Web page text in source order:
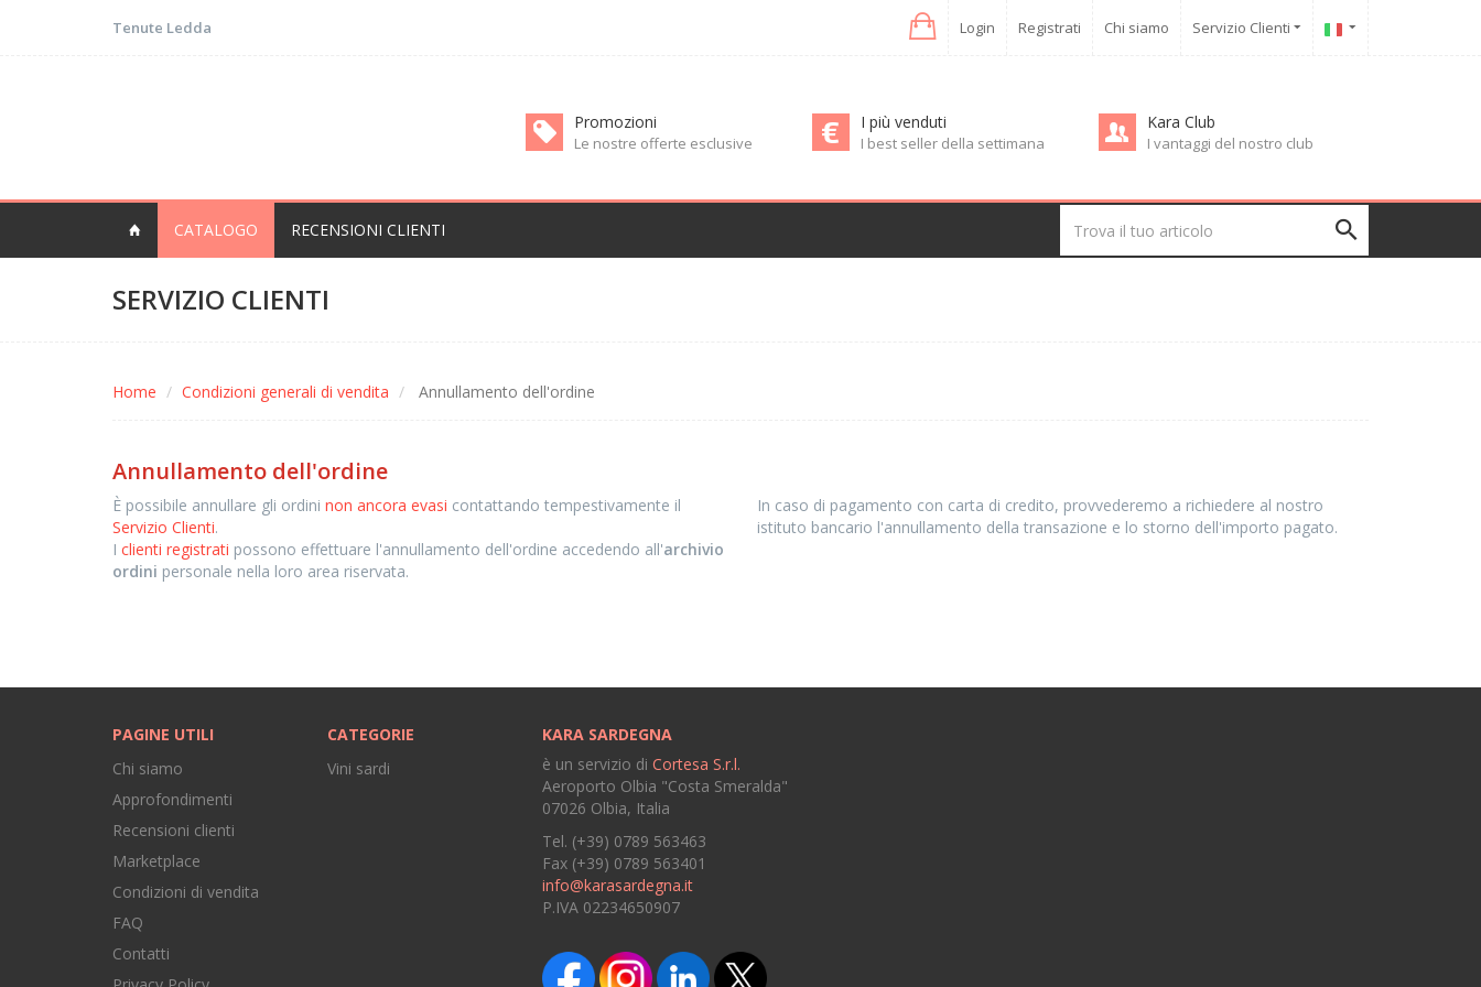
Tenute Ledda Login Registrati Chi siamo Servizio Clienti
Promozioni
Le nostre offerte esclusive
I più venduti
I best seller della settimana
Kara Club
I vantaggi del nostro club
CATALOGO RECENSIONI CLIENTI
SERVIZIO CLIENTI
Home Condizioni generali di vendita Annullamento dell'ordine
Annullamento dell'ordine
È possibile annullare gli ordini non ancora evasi contattando tempestivamente il
Servizio Clienti.
I clienti registrati possono effettuare l'annullamento dell'ordine accedendo all'archivio
ordini personale nella loro area riservata.
In caso di pagamento con carta di credito, provvederemo a richiedere al nostro
istituto bancario l'annullamento della transazione e lo storno dell'importo pagato.
PAGINE UTILI
Chi siamo
Approfondimenti
Recensioni clienti
Marketplace
Condizioni di vendita
FAQ
Contatti
CATEGORIE
Vini sardi
KARA SARDEGNA
è un servizio di Cortesa S.r.l.
Aeroporto Olbia "Costa Smeralda"
07026 Olbia, Italia
Tel. (+39) 0789 563463
Fax (+39) 0789 563401
info@karasardegna.it
P.IVA 02234650907